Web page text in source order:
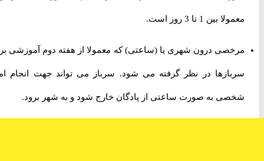
معمولا بین 1 تا 3 روز است.
مرخصی درون شهری یا (ساعتی) که معمولا از هفته دوم آموزشی برای
سربازها در نظر گرفته می شود. سرباز می تواند جهت انجام امور
شخصی به صورت ساعتی از پادگان خارج شود و به شهر برود.